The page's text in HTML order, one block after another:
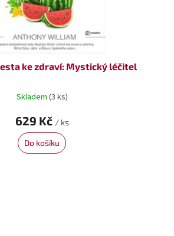
ke zdraví: Mystický léčitel
Skladem (3 ks)
629 Kč / ks
Do košíku